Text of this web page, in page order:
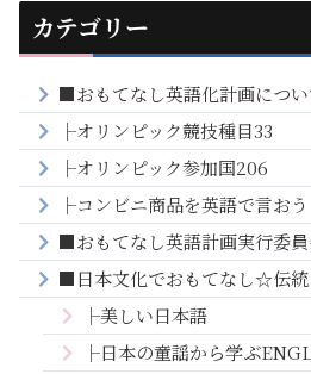
カテゴリー
■おもてなし英語化計画につ
├オリンピック競技種目33
├オリンピック参加国206
├コンビニ商品を英語で言おう
■おもてなし英語計画実行委
■日本文化でおもてなし☆伝統
├美しい日本語
├日本の童謡から学ぶ